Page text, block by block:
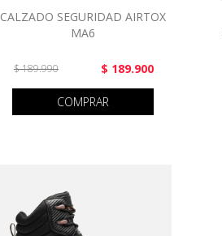
CALZADO SEGURIDAD AIRTOX
MA6
$ 189.990 $ 189.900
COMPRAR